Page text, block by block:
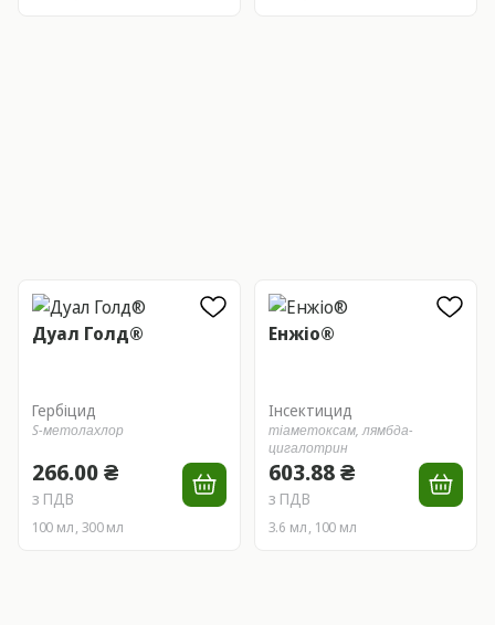
Дуал Голд®
Гербіцид
S-метолахлор
266.00 ₴
з ПДВ
100 мл, 300 мл
Енжіо®
Інсектицид
тіаметоксам,лямбда-
цигалотрин
603.88 ₴
з ПДВ
3.6 мл, 100 мл